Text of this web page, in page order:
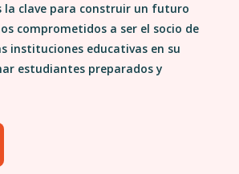
la clave para construir un futuro
comprometidos a ser el socio de
instituciones educativas en su
estudiantes preparados y